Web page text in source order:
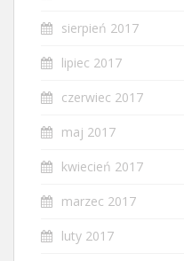
sierpień 2017
lipiec 2017
czerwiec 2017
maj 2017
kwiecień 2017
marzec 2017
luty 2017